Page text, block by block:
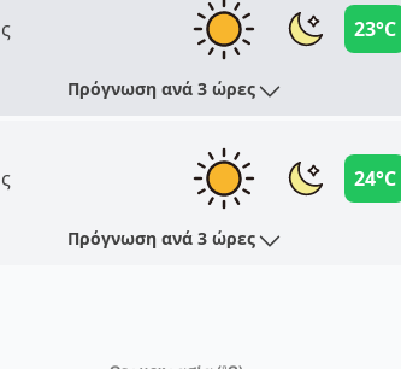
23°C
Πρόγνωση ανά 3 ώρες
24°C
Πρόγνωση ανά 3 ώρες